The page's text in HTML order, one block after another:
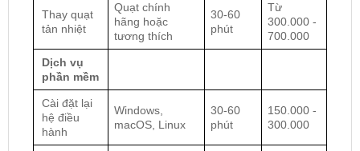
Thay quạt
tản nhiệt
Quạt chính
hãng hoặc
tương thích
30-60
phút
Từ
300.000 -
700.000
Dịch vụ
phần mềm
Cài đặt lại
hệ điều
hành
Windows,
macOS, Linux
30-60
phút
150.000 -
300.000